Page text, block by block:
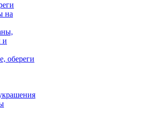
на
и
обереги